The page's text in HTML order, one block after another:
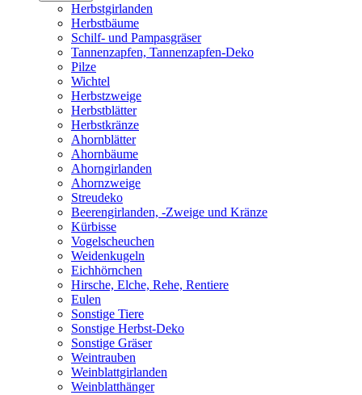
Herbstgirlanden
Herbstbäume
Schilf- und Pampasgräser
Tannenzapfen, Tannenzapfen-Deko
Pilze
Wichtel
Herbstzweige
Herbstblätter
Herbstkränze
Ahornblätter
Ahornbäume
Ahorngirlanden
Ahornzweige
Streudeko
Beerengirlanden, -Zweige und Kränze
Kürbisse
Vogelscheuchen
Weidenkugeln
Eichhörnchen
Hirsche, Elche, Rehe, Rentiere
Eulen
Sonstige Tiere
Sonstige Herbst-Deko
Sonstige Gräser
Weintrauben
Weinblattgirlanden
Weinblatthänger